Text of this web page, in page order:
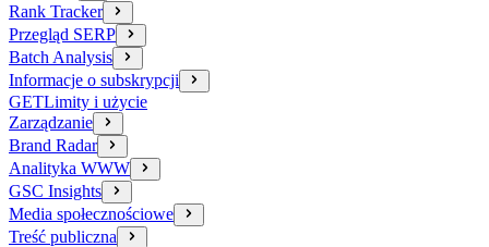
Rank Tracker
Przegląd SERP
Batch Analysis
Informacje o subskrypcji
GETLimity i użycie
Zarządzanie
Brand Radar
Analityka WWW
GSC Insights
Media społecznościowe
Treść publiczna